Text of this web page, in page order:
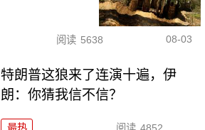
阅读 5638 08-03
特朗普这狼来了连演十遍，伊
朗：你猜我信不信？